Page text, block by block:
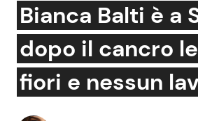
News e Cronaca
Attualità Italiana
Bianca Balti è a
dopo il cancro
fiori e nessun